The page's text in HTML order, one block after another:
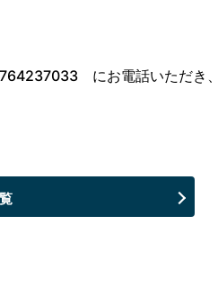
にお電話いただき、